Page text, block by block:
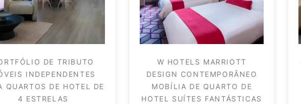
DE TRIBUTO
INDEPENDENTES
QUARTOS DE HOTEL DE
4 ESTRELAS
W HOTELS MARRIOTT
DESIGN CONTEMPORÂNEO
MOBÍLIA DE QUARTO DE
HOTEL SUÍTES FANTÁSTICAS